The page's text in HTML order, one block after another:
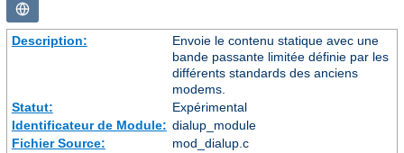
Description:
Envoie le contenu statique avec une
bande passante limitée définie par les
différents standards des anciens
modems.
Statut:
Expérimental
Identificateur de Module: dialup_module
Fichier Source:
mod_dialup.c